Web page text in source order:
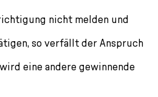
nicht melden und
so verfällt der Anspruch
eine andere gewinnende